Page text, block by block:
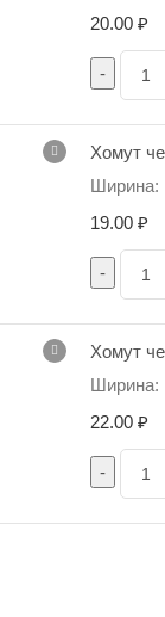
20.00 ₽
Хомут
19.00 ₽
Хомут
22.00 ₽